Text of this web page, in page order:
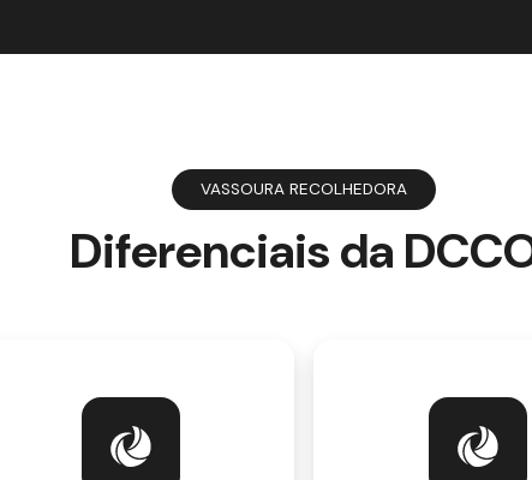
VASSOURA RECOLHEDORA
Diferenciais da